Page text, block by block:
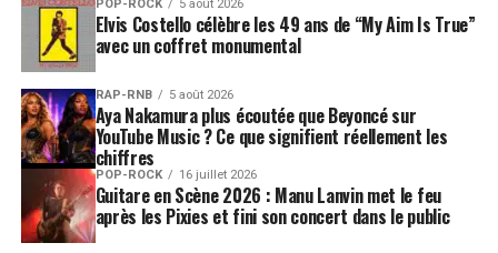
POP-ROCK 5 août 2026
Elvis Costello célèbre les 49 ans de “My Aim Is True”
avec un coffret monumental
RAP-RNB 5 août 2026
Aya Nakamura plus écoutée que Beyoncé sur
YouTube Music ? Ce que signifient réellement les
chiffres
POP-ROCK 16 juillet 2026
Guitare en Scène 2026 : Manu Lanvin met le feu
après les Pixies et fini son concert dans le public